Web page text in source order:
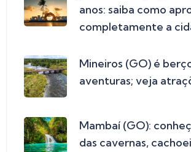
anos: saiba como
completamente a
Mineiros (GO) é
aventuras; veja
Mambaí (GO):
das cavernas,